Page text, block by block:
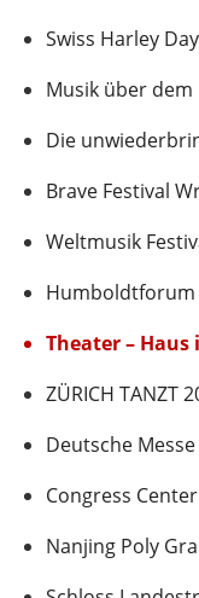
Swiss Harley
Musik über
Die
Brave Festival
Weltmusik
Humboldtforum
Theater – Haus
ZÜRICH TANZT
Deutsche Messe
Congress
Nanjing Poly